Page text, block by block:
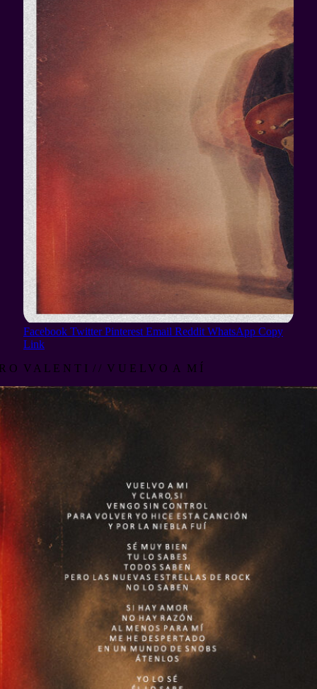
Facebook Twitter Pinterest Email Reddit WhatsApp Copy
Link
O V A L E N T I / / V U E L V O A M Í